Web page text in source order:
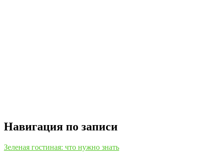
Навигация по записи
Зеленая гостиная: что нужно знать